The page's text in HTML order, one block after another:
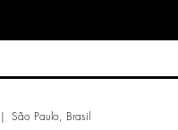
Paulo, Brasil